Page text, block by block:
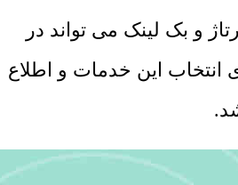
و بک لینک می تواند در
انتخاب این خدمات و اطلاع